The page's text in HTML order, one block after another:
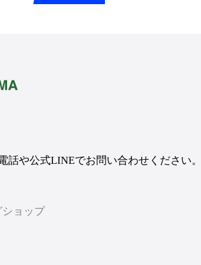
話や公式LINEでお問い合わせください
ョップ